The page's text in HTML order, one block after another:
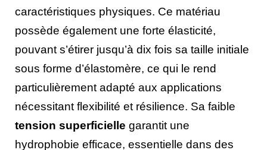
caractéristiques physiques. Ce matériau
possède également une forte élasticité,
pouvant s’étirer jusqu’à dix fois sa taille initiale
sous forme d’élastomère, ce qui le rend
particulièrement adapté aux applications
nécessitant flexibilité et résilience. Sa faible
tension superficielle garantit une
hydrophobie efficace, essentielle dans des